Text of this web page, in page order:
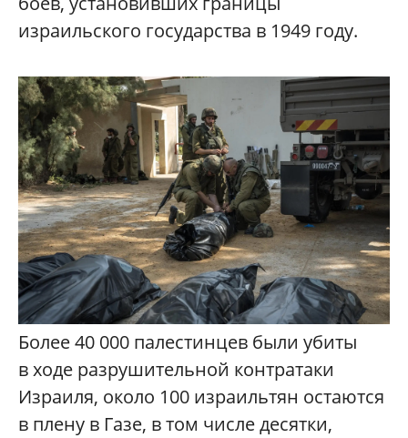
израильского государства в 1949 году.
Более 40 000 палестинцев были убиты
в ходе разрушительной контратаки
Израиля, около 100 израильтян остаются
в плену в Газе, в том числе десятки,